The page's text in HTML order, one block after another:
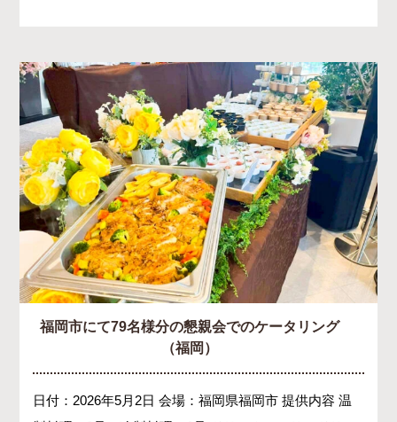
福岡市にて79名様分の懇親会でのケータリング
（福岡）
日付：2026年5月2日 会場：福岡県福岡市 提供内容 温